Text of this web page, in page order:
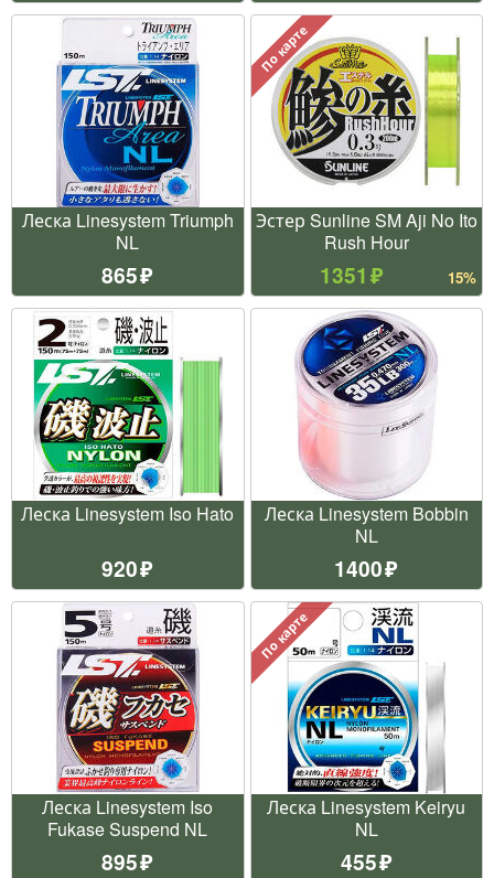
Леска Linesystem Triumph
NL
865
По карте
Эстер Sunline SM Aji No Ito
Rush Hour
1351 15%
Леска Linesystem Iso Hato
920
Леска Linesystem Bobbin
NL
1400
Леска Linesystem Iso
Fukase Suspend NL
895
По карте
Леска Linesystem Keiryu
NL
455